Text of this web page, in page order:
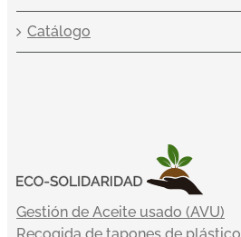
Catálogo
Gestión de Aceite usado (AVU)
Recogida de tapones de plástico